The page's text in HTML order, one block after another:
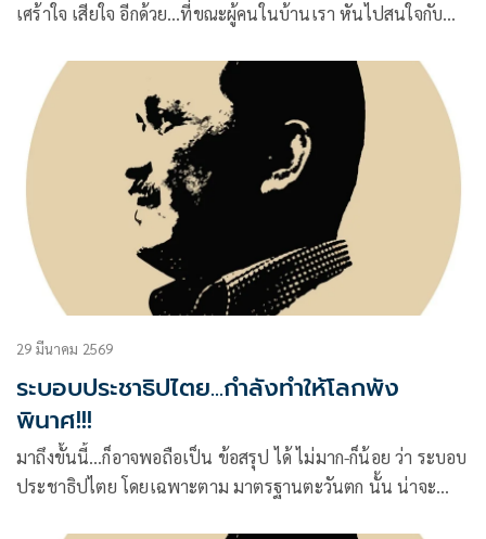
เศร้าใจ เสียใจ อีกด้วย…ที่ขณะผู้คนในบ้านเรา หันไปสนใจกับ
เอามากๆ!!! ที่จะล้วงลึกไปถึง เหตุปัจจัย
29 มีนาคม 2569
ระบอบประชาธิปไตย...กำลังทำให้โลกพัง
พินาศ!!!
มาถึงขั้นนี้…ก็อาจพอถือเป็น ข้อสรุป ได้ ไม่มาก-ก็น้อย ว่า ระบอบ
ประชาธิปไตย โดยเฉพาะตาม มาตรฐานตะวันตก นั้น น่าจะ